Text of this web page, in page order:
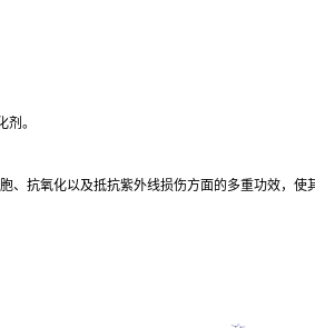
。
、 抗氧化以及抵抗紫外线损伤方面的多重功效，